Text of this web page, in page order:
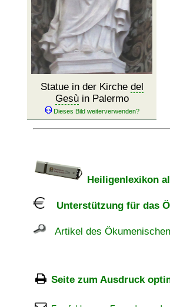
Statue in der Kirche del
Gesùin Palermo
Heiligenlexikon
Unterstützung für das
Artikel des
Seite zum Ausdruck